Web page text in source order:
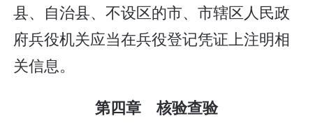
县、自治县、不设区的市、市辖区人民政
府兵役机关应当在兵役登记凭证上注明相
关信息。
第四章 核验查验